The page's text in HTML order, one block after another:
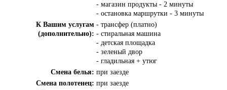
- магазин продукты - 2 минуты
- остановка маршрутки - 3 минуты
К Вашим услугам
(дополнительно):
- трансфер (платно)
- стиральная машина
- детская площадка
- зеленый двор
- гладильная + утюг
Смена белья: при заезде
Смена полотенец: при заезде